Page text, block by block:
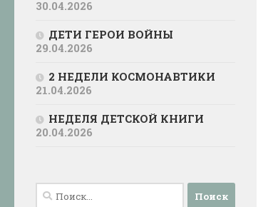
30.04.2026
ДЕТИ ГЕРОИ ВОЙНЫ
29.04.2026
2 НЕДЕЛИ КОСМОНАВТИКИ
21.04.2026
НЕДЕЛЯ ДЕТСКОЙ КНИГИ
20.04.2026
Найти: